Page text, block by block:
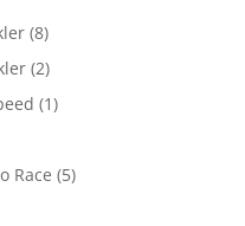
(8)
(2)
(1)
Race (5)